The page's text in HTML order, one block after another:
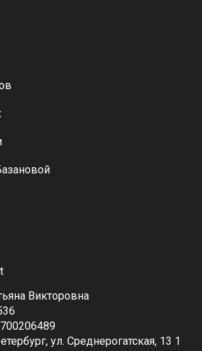
Викторовна
ул. Среднерогатская, 13 1